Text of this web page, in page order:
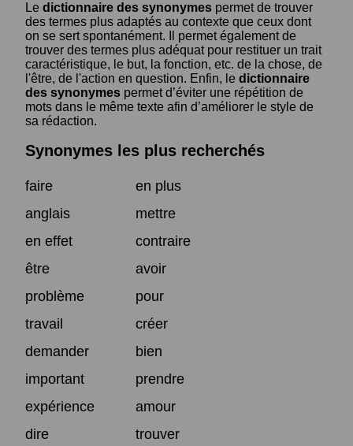
Le dictionnaire des synonymes permet de trouver
des termes plus adaptés au contexte que ceux dont
on se sert spontanément. Il permet également de
trouver des termes plus adéquat pour restituer un trait
caractéristique, le but, la fonction, etc. de la chose, de
l'être, de l'action en question. Enfin, le dictionnaire
des synonymes permet d’éviter une répétition de
mots dans le même texte afin d’améliorer le style de
sa rédaction.
Synonymes les plus recherchés
faire
en plus
anglais
mettre
en effet
contraire
être
avoir
problème
pour
travail
créer
demander
bien
important
prendre
expérience
amour
dire
trouver